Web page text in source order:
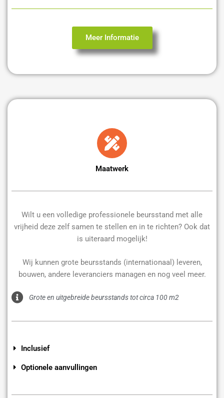
Meer Informatie
Maatwerk
Wilt u een volledige professionele beursstand met alle
vrijheid deze zelf samen te stellen en in te richten? Ook dat
is uiteraard mogelijk!
Wij kunnen grote beursstands (internationaal) leveren,
bouwen, andere leveranciers managen en nog veel meer.
Grote en uitgebreide beursstands tot circa 100 m2
Inclusief
Optionele aanvullingen